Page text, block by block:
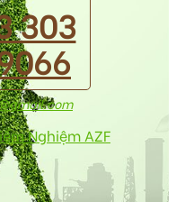
303
Nghiệm AZF